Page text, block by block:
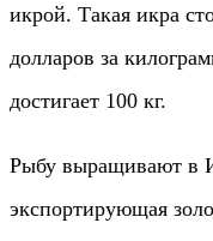
икрой. Такая икра
долларов за
достигает 100 кг.
Рыбу выращивают в
экспортирующая